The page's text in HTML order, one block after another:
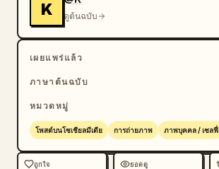
K ดูต้นฉบับ
เผยแพร่แล้ว
ภาษาต้นฉบับ
หมวดหมู่
โพสต์บนโซเชียลมีเดีย การถ่ายภาพ ภาพบุคคล / เซลฟี่
ถูกใจ ยอดดู